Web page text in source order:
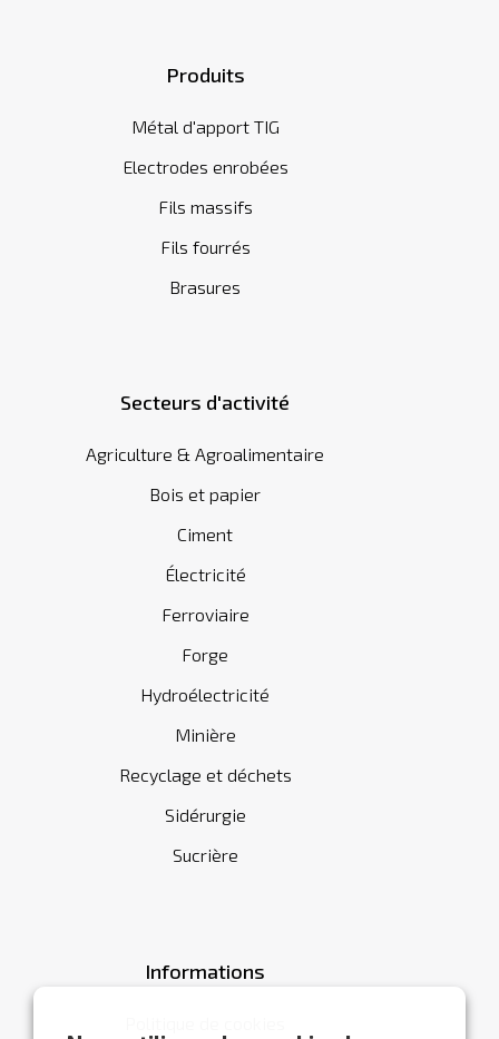
Produits
Métal d'apport TIG
Electrodes enrobées
Fils massifs
Fils fourrés
Brasures
Secteurs d'activité
Agriculture & Agroalimentaire
Bois et papier
Ciment
Électricité
Ferroviaire
Forge
Hydroélectricité
Minière
Recyclage et déchets
Sidérurgie
Sucrière
Informations